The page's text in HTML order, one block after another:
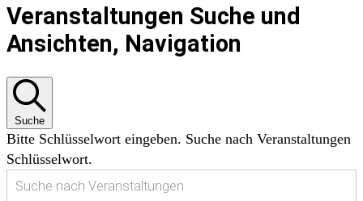
VERANSTALTUNGEN
FÜR
20.
JUNI
2024
Veranstaltungen Suche und
Ansichten, Navigation
Suche
Bitte Schlüsselwort eingeben. Suche nach Veranstaltungen
Schlüsselwort.